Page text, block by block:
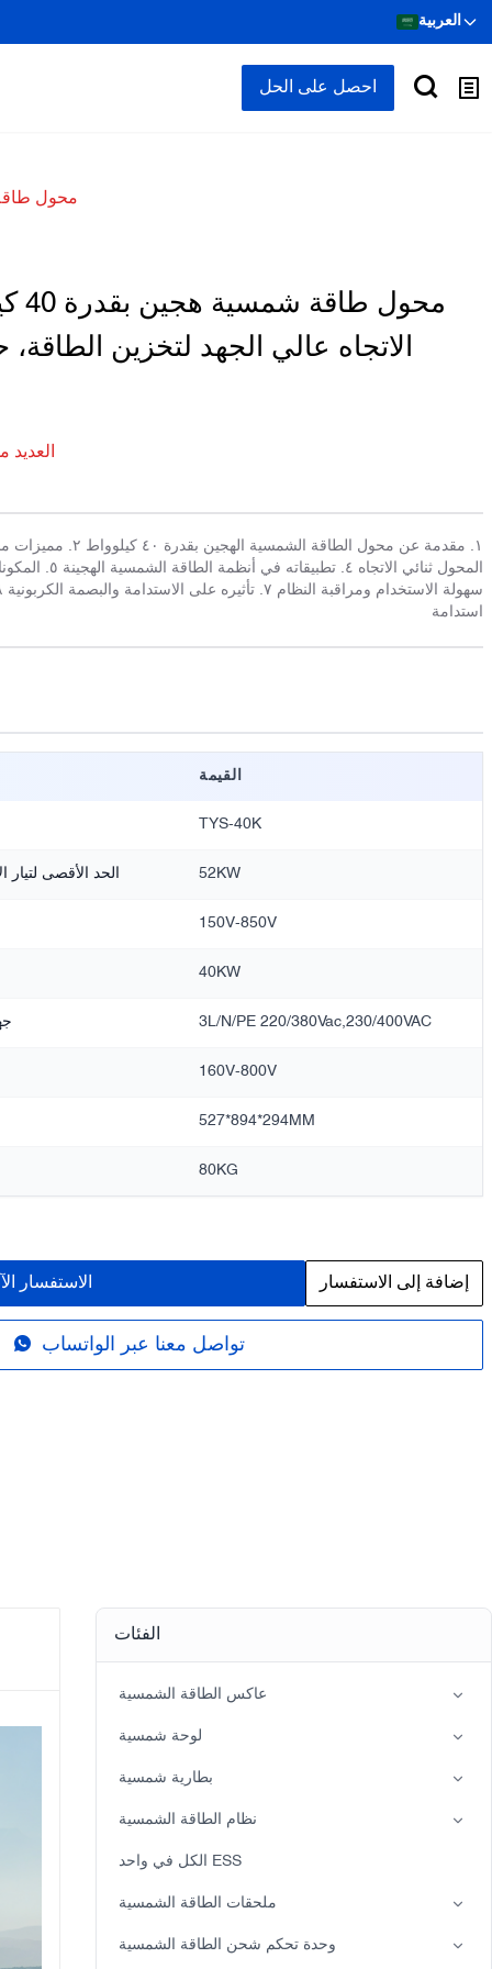
العربية
احصل على الحل
محول طاقة شمسية هجين بقدرة 40
الاتجاه عالي الجهد لتخزين
استدامة
القيمة
TYS-40K
الحد الأقصى لتيار 52KW
150V-850V
40KW
3L/N/PE 220/380Vac,230/400VAC
160V-800V
527*894*294MM
80KG
الاستفسار إضافة إلى الاستفسار
تواصل معنا عبر الواتساب
الفئات
عاكس الطاقة الشمسية
عاكس الطور المنقسم
لوحة شمسية
كثرة الوحيدات
بطارية شمسية
بطارية حمض الرصاص
بطارية LiFePO4
نظام الطاقة الشمسية
نظام الطاقة الشمسية على الشبكة
نظام الطاقة الشمسية خارج الشبكة
الكل في واحد ESS
ملحقات الطاقة الشمسية
الضوء الشمسي
وحدة تحكم شحن الطاقة الشمسية